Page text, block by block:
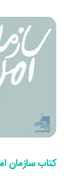
سازمان امن